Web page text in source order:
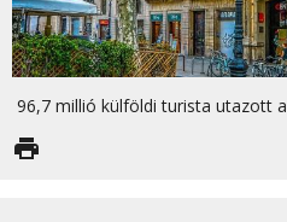
96,7 millió külföldi turista utazott
print